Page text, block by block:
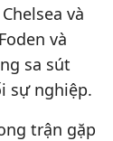
và
và
sa sút
sự nghiệp.
trận gặp